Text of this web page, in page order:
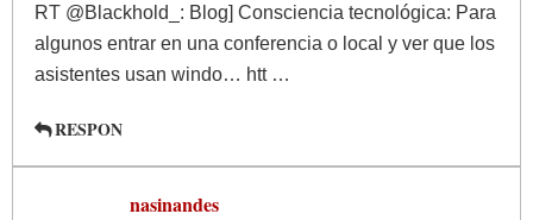
RT @Blackhold_: Blog] Consciencia tecnológica: Para
algunos entrar en una conferencia o local y ver que los
asistentes usan windo… htt …
RESPON
nasinandes